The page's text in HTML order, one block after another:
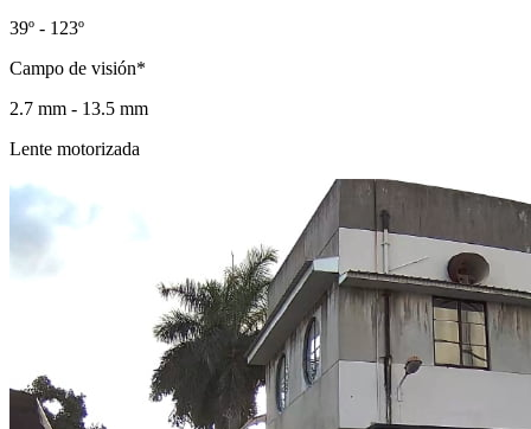
39º - 123º
Campo de visión*
2.7 mm - 13.5 mm
Lente motorizada